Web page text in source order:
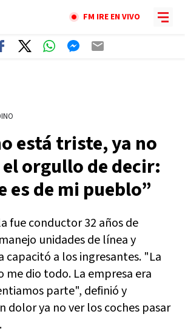
FM IRE EN VIVO
está triste, ya no
orgullo de decir:
es de mi pueblo”
fue conductor 32 años de
unidades de línea y
capacitó a los ingresantes. "La
dio todo. La empresa era
parte", definió y
dolor ya no ver los coches pasar